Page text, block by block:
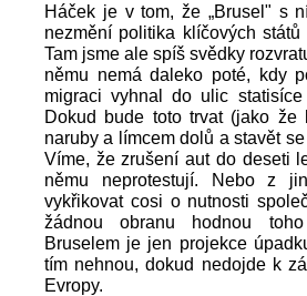
Háček je v tom, že „Brusel" s
nezmění politika klíčových
Tam jsme ale spíš svědky
němu nemá daleko poté, kdy
migraci vyhnal do ulic
Dokud bude toto trvat (jako
naruby a límcem dolů a stavět
Víme, že zrušení aut do deseti
němu neprotestují. Nebo z
vykřikovat cosi o nutnosti
žádnou obranu hodnou
Bruselem je jen projekce
tím nehnou, dokud nedojde k
Evropy.